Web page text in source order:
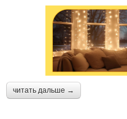
читать дальше →